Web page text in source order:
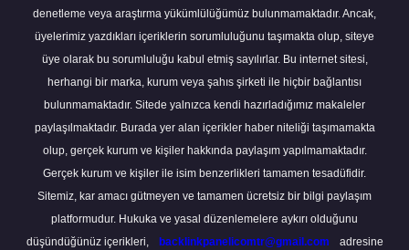
denetleme veya araştırma yükümlülüğümüz bulunmamaktadır. Ancak,
üyelerimiz yazdıkları içeriklerin sorumluluğunu taşımakta olup, siteye
üye olarak bu sorumluluğu kabul etmiş sayılırlar. Bu internet sitesi,
herhangi bir marka, kurum veya şahıs şirketi ile hiçbir bağlantısı
bulunmamaktadır. Sitede yalnızca kendi hazırladığımız makaleler
paylaşılmaktadır. Burada yer alan içerikler haber niteliği taşımamakta
olup, gerçek kurum ve kişiler hakkında paylaşım yapılmamaktadır.
Gerçek kurum ve kişiler ile isim benzerlikleri tamamen tesadüfidir.
Sitemiz, kar amacı gütmeyen ve tamamen ücretsiz bir bilgi paylaşım
platformudur. Hukuka ve yasal düzenlemelere aykırı olduğunu
düşündüğünüz içerikleri,
backlinkpanelicomtr@gmail.com adresine